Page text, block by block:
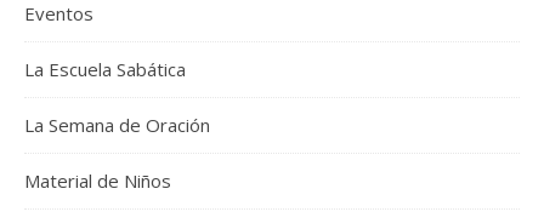
Eventos
La Escuela Sabática
La Semana de Oración
Material de Niños